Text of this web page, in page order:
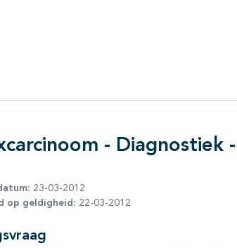
richtlijn
- Diagnostiek
23-03-2012
op geldigheid: 22-03-2012